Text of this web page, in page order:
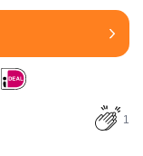
1